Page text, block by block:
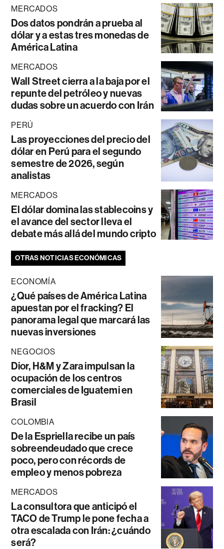
MERCADOS
Dos datos pondrán a prueba al
dólar y a estas tres monedas de
América Latina
MERCADOS
Wall Street cierra a la baja por el
repunte del petróleo y nuevas
dudas sobre un acuerdo con Irán
PERÚ
Las proyecciones del precio del
dólar en Perú para el segundo
semestre de 2026, según
analistas
MERCADOS
El dólar domina las stablecoins y
el avance del sector lleva el
debate más allá del mundo cripto
OTRAS NOTICIAS ECONÓMICAS
ECONOMÍA
¿Qué países de América Latina
apuestan por el fracking? El
panorama legal que marcará las
nuevas inversiones
NEGOCIOS
Dior, H&M y Zara impulsan la
ocupación de los centros
comerciales de Iguatemi en
Brasil
COLOMBIA
De la Espriella recibe un país
sobreendeudado que crece
poco, pero con récords de
empleo y menos pobreza
MERCADOS
La consultora que anticipó el
TACO de Trump le pone fecha a
otra escalada con Irán: ¿cuándo
será?